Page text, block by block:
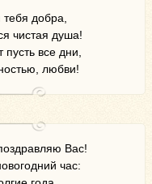
добра,
чистая душа!
все дни,
любви!
Вас!
час: